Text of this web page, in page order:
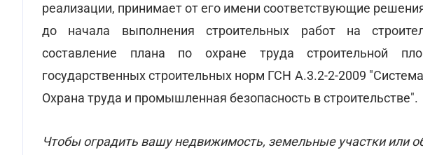
реализации, принимает от его имени соответствующие
до начала выполнения строительных работ на
составление плана по охране труда строительной
государственных строительных норм ГСН А.3.2-2-2009
Охрана труда и промышленная безопасность в строительстве".
Чтобы оградить вашу недвижимость, земельные участки или